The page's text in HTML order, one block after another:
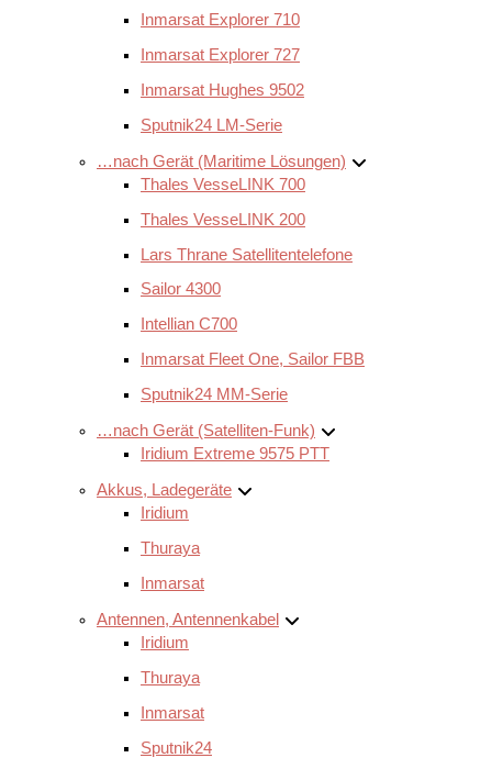
Inmarsat Explorer 710
Inmarsat Explorer 727
Inmarsat Hughes 9502
Sputnik24 LM-Serie
…nach Gerät (Maritime Lösungen)
Thales VesseLINK 700
Thales VesseLINK 200
Lars Thrane Satellitentelefone
Sailor 4300
Intellian C700
Inmarsat Fleet One, Sailor FBB
Sputnik24 MM-Serie
…nach Gerät (Satelliten-Funk)
Iridium Extreme 9575 PTT
Akkus, Ladegeräte
Iridium
Thuraya
Inmarsat
Antennen, Antennenkabel
Iridium
Thuraya
Inmarsat
Sputnik24